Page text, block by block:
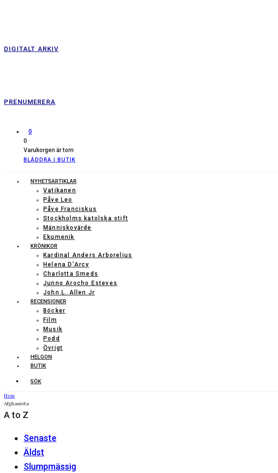
DIGITALT ARKIV
PRENUMERERA
0
0
Varukorgen är tom
BLÄDDRA I BUTIK
NYHETSARTIKLAR
Vatikanen
Påve Leo
Påve Franciskus
Stockholms katolska stift
Människovärde
Ekumenik
KRÖNIKOR
Kardinal Anders Arborelius
Helena D’Arcy
Charlotta Smeds
Junno Arocho Esteves
John L. Allen Jr
RECENSIONER
Böcker
Film
Musik
Podd
Övrigt
HELGON
BUTIK
SÖK
Hem
Afghanista
A to Z
Senaste
Äldst
Slumpmässig